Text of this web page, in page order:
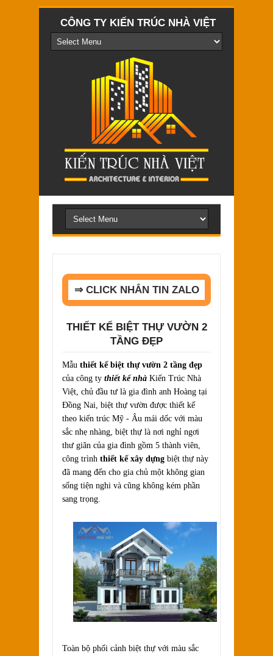
CÔNG TY KIẾN TRÚC NHÀ VIỆT
⇒ CLICK NHẮN TIN ZALO
THIẾT KẾ BIỆT THỰ VƯỜN 2
TẦNG ĐẸP
Mẫu thiết kế biệt thự vườn 2 tầng đẹp
của công ty thiết kế nhà Kiến Trúc Nhà
Việt, chủ đầu tư là gia đình anh Hoàng tại
Đồng Nai, biệt thự vườn được thiết kế
theo kiến trúc Mỹ - Âu mái dốc với màu
sắc nhẹ nhàng, biệt thự là nơi nghỉ ngơi
thư giãn của gia đình gồm 5 thành viên,
công trình thiết kế xây dựng biệt thự này
đã mang đến cho gia chủ một không gian
sống tiện nghi và cũng không kém phần
sang trọng.
Toàn bộ phối cảnh biệt thự với màu sắc